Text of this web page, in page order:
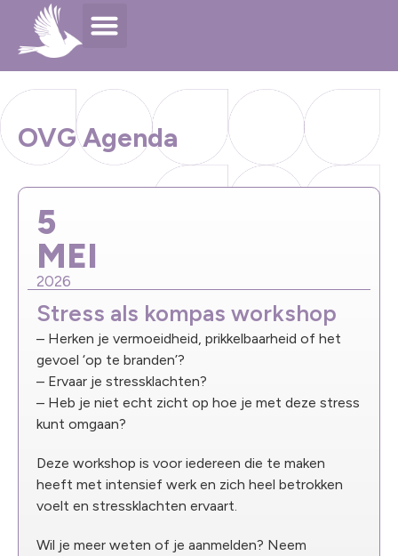
OVG Agenda
5
MEI
2026
Stress als kompas workshop
– Herken je vermoeidheid, prikkelbaarheid of het
gevoel ‘op te branden’?
– Ervaar je stressklachten?
– Heb je niet echt zicht op hoe je met deze stress
kunt omgaan?
Deze workshop is voor iedereen die te maken
heeft met intensief werk en zich heel betrokken
voelt en stressklachten ervaart.
Wil je meer weten of je aanmelden? Neem